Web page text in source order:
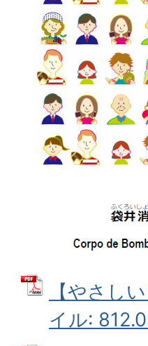
【やさし
イル: